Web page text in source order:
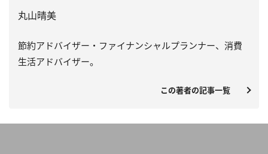
丸山晴美
節約アドバイザー・ファイナンシャルプランナー、消費
生活アドバイザー。
この著者の記事一覧